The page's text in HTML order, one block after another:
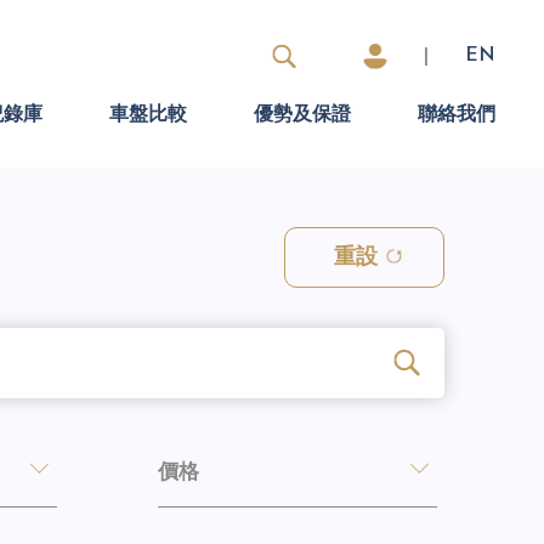
EN
錄庫 車盤比較 優勢及保證 聯絡我們
重設
價格